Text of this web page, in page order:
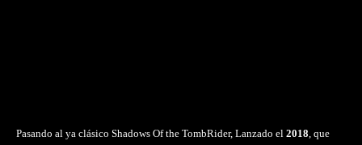
Pasando al ya clásico Shadows Of the TombRider, Lanzado el 2018, que